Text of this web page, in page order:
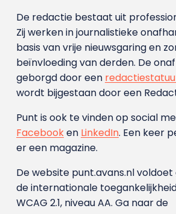
De redactie bestaat uit
Zij werken in journalistieke
basis van vrije nieuwsgaring en
beïnvloeding van derden. De
geborgd door een
wordt bijgestaan door een
Punt is ook te vinden op social
Facebooken LinkedIn. Een keer
er een magazine.
De website punt.avans.nl
de internationale
WCAG 2.1, niveau AA. Ga naar de